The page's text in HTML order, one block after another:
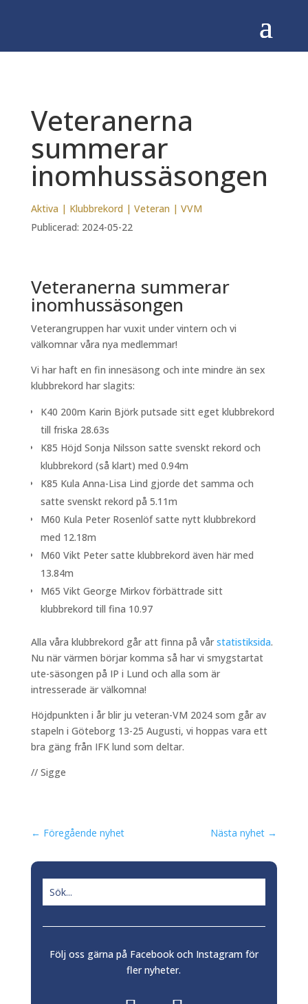
Veteranerna
summerar
inomhussäsongen
Aktiva | Klubbrekord | Veteran | VVM
Publicerad: 2024-05-22
Veteranerna summerar
inomhussäsongen
Veterangruppen har vuxit under vintern och vi
välkomnar våra nya medlemmar!
Vi har haft en fin innesäsong och inte mindre än sex
klubbrekord har slagits:
K40 200m Karin Björk putsade sitt eget klubbrekord
till friska 28.63s
K85 Höjd Sonja Nilsson satte svenskt rekord och
klubbrekord (så klart) med 0.94m
K85 Kula Anna-Lisa Lind gjorde det samma och
satte svenskt rekord på 5.11m
M60 Kula Peter Rosenlöf satte nytt klubbrekord
med 12.18m
M60 Vikt Peter satte klubbrekord även här med
13.84m
M65 Vikt George Mirkov förbättrade sitt
klubbrekord till fina 10.97
Alla våra klubbrekord går att finna på vår statistiksida.
Nu när värmen börjar komma så har vi smygstartat
ute-säsongen på IP i Lund och alla som är
intresserade är välkomna!
Höjdpunkten i år blir ju veteran-VM 2024 som går av
stapeln i Göteborg 13-25 Augusti, vi hoppas vara ett
bra gäng från IFK lund som deltar.
// Sigge
← Föregående nyhet Nästa nyhet →
Följ oss gärna på Facebook och Instagram för
fler nyheter.